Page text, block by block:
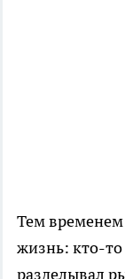
Тем временем
жизнь: кто-
разделывал